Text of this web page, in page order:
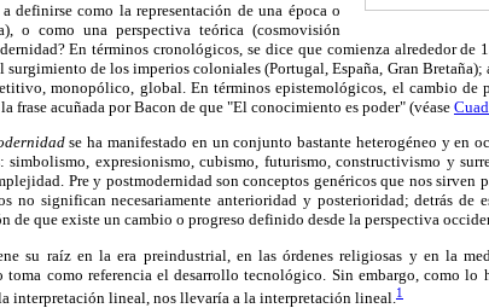
definirse como la representación de una época o
o como una perspectiva teórica (cosmovisión
En términos cronológicos, se dice que comienza alrededor de
de los imperios coloniales (Portugal, España, Gran Bretaña);
monopólico, global. En términos epistemológicos, el cambio de
frase acuñada por Bacon de que "El conocimiento es poder" (véase
se ha manifestado en un conjunto bastante heterogéneo y en
expresionismo, cubismo, futurismo, constructivismo y
Pre y postmodernidad son conceptos genéricos que nos sirven
no significan necesariamente anterioridad y posterioridad; detrás de
que existe un cambio o progreso definido desde la perspectiva
su raíz en la era preindustrial, en las órdenes religiosas y en la
toma como referencia el desarrollo tecnológico. Sin embargo, como lo
interpretación lineal, nos llevaría a la interpretación lineal. 1